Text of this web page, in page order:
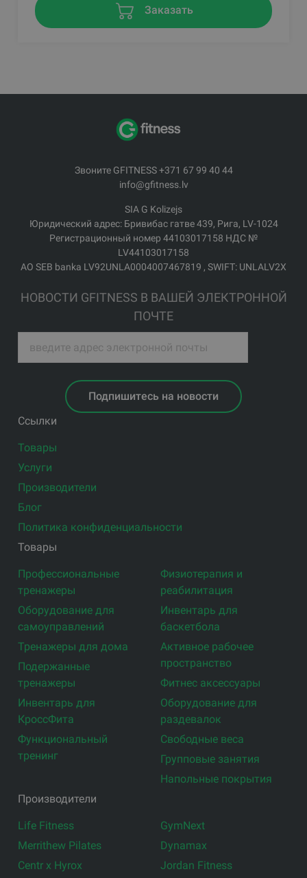
Заказать
Звоните GFITNESS +371 67 99 40 44
info@gfitness.lv
SIA G Kolizejs
Юридический адрес: Бривибас гатве 439, Рига, LV-1024
Регистрационный номер 44103017158 НДС №
LV44103017158
АО SEB banka LV92UNLA0004007467819 , SWIFT: UNLALV2X
НОВОСТИ GFITNESS В ВАШЕЙ ЭЛЕКТРОННОЙ
ПОЧТЕ
Подпишитесь на новости
Ссылки
Товары
Услуги
Производители
Блог
Политика конфиденциальности
Товары
Профессиональные
тренажеры
Оборудование для
самоуправлений
Тренажеры для дома
Подержанные
тренажеры
Инвентарь для
КроссФита
Функциональный
тренинг
Физиотерапия и
реабилитация
Инвентарь для
баскетбола
Активное рабочее
пространство
Фитнес аксессуары
Оборудование для
раздевалок
Свободные веса
Групповые занятия
Напольные покрытия
Производители
Life Fitness
Merrithew Pilates
Centr x Hyrox
GymNext
Dynamax
Jordan Fitness